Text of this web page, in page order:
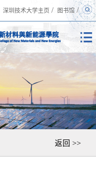
深圳技术大学主页 / 图书馆 /
返回 >>